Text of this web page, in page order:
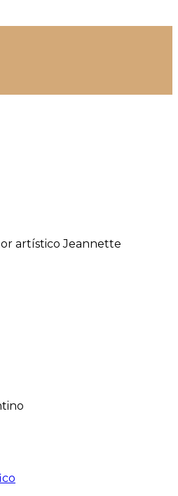
artístico Jeannette